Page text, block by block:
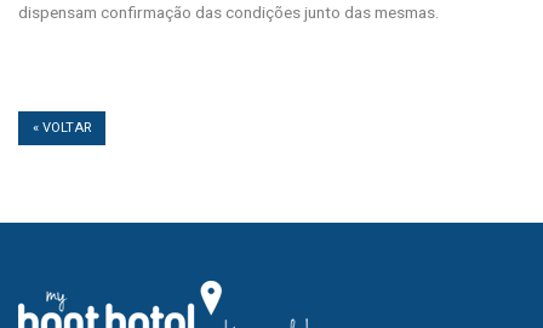
dispensam confirmação das condições junto das mesmas.
« VOLTAR